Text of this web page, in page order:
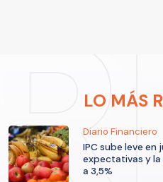
LO MÁS
Diario Financiero
IPC sube leve en
expectativas y la
a 3,5%